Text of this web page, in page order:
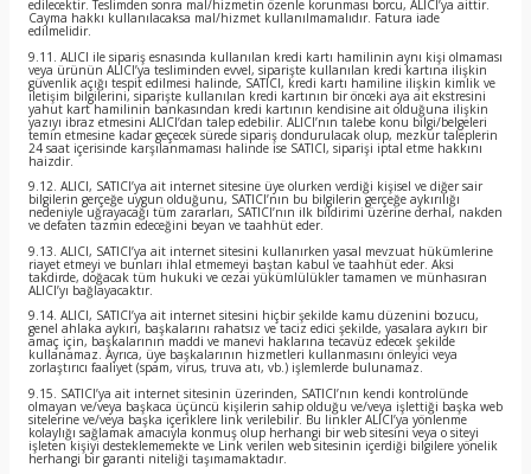
edilecektir. Teslimden sonra mal/hizmetin özenle korunması borcu, ALICI’ya aittir.
Cayma hakkı kullanılacaksa mal/hizmet kullanılmamalıdır. Fatura iade
edilmelidir.
9.11. ALICI ile sipariş esnasında kullanılan kredi kartı hamilinin aynı kişi olmaması
veya ürünün ALICI’ya tesliminden evvel, siparişte kullanılan kredi kartına ilişkin
güvenlik açığı tespit edilmesi halinde, SATICI, kredi kartı hamiline ilişkin kimlik ve
iletişim bilgilerini, siparişte kullanılan kredi kartının bir önceki aya ait ekstresini
yahut kart hamilinin bankasından kredi kartının kendisine ait olduğuna ilişkin
yazıyı ibraz etmesini ALICI’dan talep edebilir. ALICI’nın talebe konu bilgi/belgeleri
temin etmesine kadar geçecek sürede sipariş dondurulacak olup, mezkur taleplerin
24 saat içerisinde karşılanmaması halinde ise SATICI, siparişi iptal etme hakkını
haizdir.
9.12. ALICI, SATICI’ya ait internet sitesine üye olurken verdiği kişisel ve diğer sair
bilgilerin gerçeğe uygun olduğunu, SATICI’nın bu bilgilerin gerçeğe aykırılığı
nedeniyle uğrayacağı tüm zararları, SATICI’nın ilk bildirimi üzerine derhal, nakden
ve defaten tazmin edeceğini beyan ve taahhüt eder.
9.13. ALICI, SATICI’ya ait internet sitesini kullanırken yasal mevzuat hükümlerine
riayet etmeyi ve bunları ihlal etmemeyi baştan kabul ve taahhüt eder. Aksi
takdirde, doğacak tüm hukuki ve cezai yükümlülükler tamamen ve münhasıran
ALICI’yı bağlayacaktır.
9.14. ALICI, SATICI’ya ait internet sitesini hiçbir şekilde kamu düzenini bozucu,
genel ahlaka aykırı, başkalarını rahatsız ve taciz edici şekilde, yasalara aykırı bir
amaç için, başkalarının maddi ve manevi haklarına tecavüz edecek şekilde
kullanamaz. Ayrıca, üye başkalarının hizmetleri kullanmasını önleyici veya
zorlaştırıcı faaliyet (spam, virus, truva atı, vb.) işlemlerde bulunamaz.
9.15. SATICI’ya ait internet sitesinin üzerinden, SATICI’nın kendi kontrolünde
olmayan ve/veya başkaca üçüncü kişilerin sahip olduğu ve/veya işlettiği başka web
sitelerine ve/veya başka içeriklere link verilebilir. Bu linkler ALICI’ya yönlenme
kolaylığı sağlamak amacıyla konmuş olup herhangi bir web sitesini veya o siteyi
işleten kişiyi desteklememekte ve Link verilen web sitesinin içerdiği bilgilere yönelik
herhangi bir garanti niteliği taşımamaktadır.